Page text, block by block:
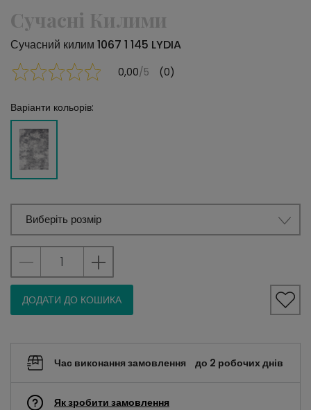
Сучасні Килими
Сучасний килим 1067 1 145 LYDIA
0,00/5 (0)
Варіанти кольорів:
Виберіть розмір
ДОДАТИ ДО КОШИКА
Час виконання замовлення до 2 робочих днів
Як зробити замовлення